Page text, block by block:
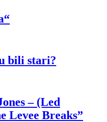
bili stari?
– (Led
Levee Breaks”